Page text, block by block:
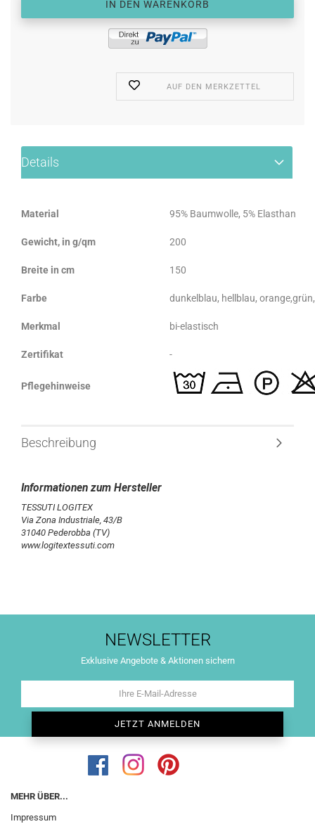
AUF DEN MERKZETTEL
Details
Material 95% Baumwolle, 5% Elasthan
Gewicht, in g/qm 200
Breite in cm 150
Farbe dunkelblau, hellblau,
Merkmal bi-elastisch
Zertifikat -
Pflegehinweise
Beschreibung
TESSUTI LOGITEX
Via Zona Industriale, 43/B
31040 Pederobba (TV)
www.logitextessuti.com
NEWSLETTER
Exklusive Angebote & Aktionen sichern
MEHR ÜBER...
Impressum